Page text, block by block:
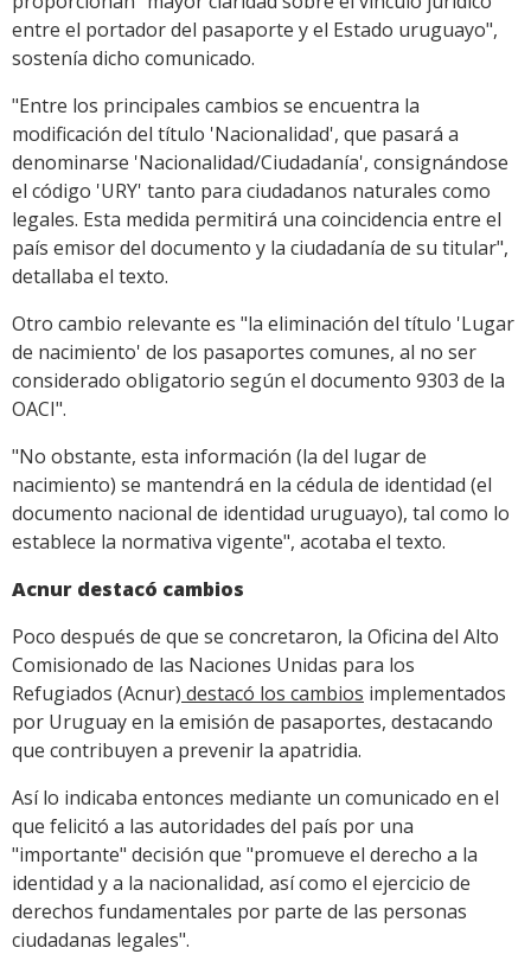
entre el portador del pasaporte y el Estado uruguayo",
sostenía dicho comunicado.
"Entre los principales cambios se encuentra la
modificación del título 'Nacionalidad', que pasará a
denominarse 'Nacionalidad/Ciudadanía', consignándose
el código 'URY' tanto para ciudadanos naturales como
legales. Esta medida permitirá una coincidencia entre el
país emisor del documento y la ciudadanía de su titular",
detallaba el texto.
Otro cambio relevante es "la eliminación del título 'Lugar
de nacimiento' de los pasaportes comunes, al no ser
considerado obligatorio según el documento 9303 de la
OACI".
"No obstante, esta información (la del lugar de
nacimiento) se mantendrá en la cédula de identidad (el
documento nacional de identidad uruguayo), tal como lo
establece la normativa vigente", acotaba el texto.
Acnur destacó cambios
Poco después de que se concretaron, la Oficina del Alto
Comisionado de las Naciones Unidas para los
Refugiados (Acnur) destacó los cambios implementados
por Uruguay en la emisión de pasaportes, destacando
que contribuyen a prevenir la apatridia.
Así lo indicaba entonces mediante un comunicado en el
que felicitó a las autoridades del país por una
"importante" decisión que "promueve el derecho a la
identidad y a la nacionalidad, así como el ejercicio de
derechos fundamentales por parte de las personas
ciudadanas legales".